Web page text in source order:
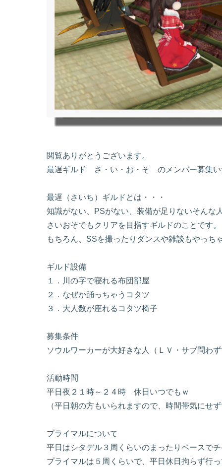
閲覧ありがとうございます。
最遅ギルド さ・い・お・そ のメンバー募集い
最遅（さいち）ギルドとは・・・
知識がない、PSがない、装備が足りないそんな
さいおそでもクリアを目指すギルドのことです。
もちろん、SSを撮ったりダンスや雑談もやっち
ギルド設備
１．川の字で寝れる布団部屋
２．なぜか踊っちゃうコタツ
３．大人数が座れるコタツ椅子
募集条件
ソウルワーカーが大好きな人（ＬＶ・サブ問わ
活動時間
平日夜２１時～２４時 休日いつでもｗ
（平日朝の方もいられますので、時間帯気にせ
プライマルについて
平日はシタデル３周くらいのまったりペースで
プライマルは５周くらいで、平日休日拘らず行